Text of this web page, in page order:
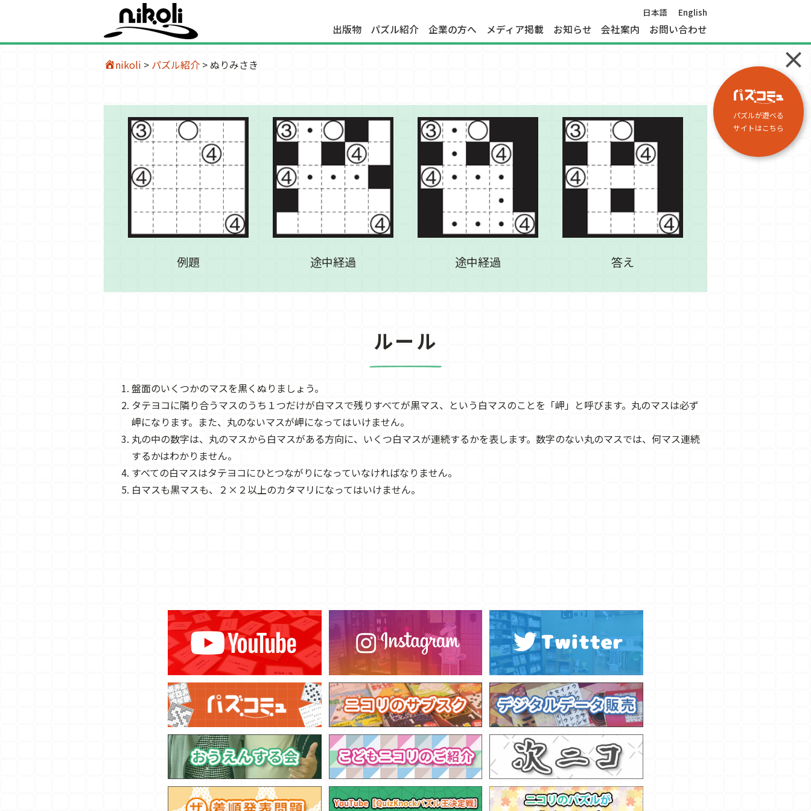
日本語 English
出版物 パズル紹介 企業の方へ メディア掲載 お知らせ 会社案内 お問い合わせ
パズルが遊べる
サイトはこちら
nikoli > パズル紹介 > ぬりみさき
例題 途中経過 途中経過 答え
ルール
盤面のいくつかのマスを黒くぬりましょう。
タテヨコに隣り合うマスのうち１つだけが白マスで残りすべてが黒マス、という白マスのことを「岬」と呼びます。丸のマスは必ず
岬になります。また、丸のないマスが岬になってはいけません。
丸の中の数字は、丸のマスから白マスがある方向に、いくつ白マスが連続するかを表します。数字のない丸のマスでは、何マス連続
するかはわかりません。
すべての白マスはタテヨコにひとつながりになっていなければなりません。
白マスも黒マスも、２×２以上のカタマリになってはいけません。